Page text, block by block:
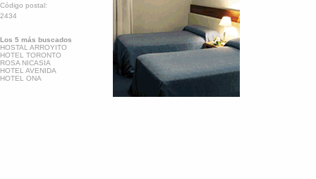
Código postal:
2434
Los 5 más buscados
HOSTAL ARROYITO
HOTEL TORONTO
ROSA NICASIA
HOTEL AVENIDA
HOTEL ONA